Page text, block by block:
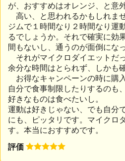
が、おすすめはオレンジ、と意
高い、と思われるかもしれま
ジムで１時間なり２時間なり運
るでしょうか。それで確実に効
間もないし、通うのが面倒にな
それがマイクロダイエットだ
余分な時間はとられず、しかも
お得なキャンペーンの時に購
自分で食事制限したりするのも
好きなものは食べたいし。
運動は好きじゃない、でも自分
にも、ピッタリです。マイクロ
す。本当におすすめです。
評価